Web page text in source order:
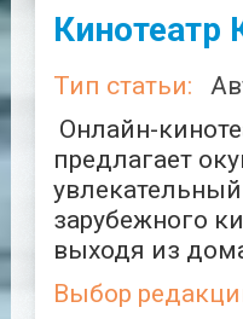
Кинотеатр
Тип статьи:
Онлайн-
предлагает
зарубежного
выходя из
Выбор